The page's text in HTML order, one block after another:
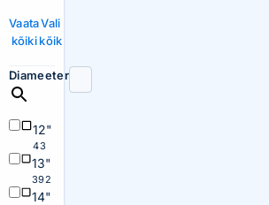
Vaata
kõiki
Vali
kõik
Diameeter
12"
43
13"
392
14"